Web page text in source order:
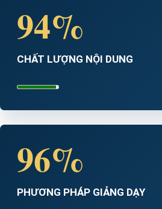
94%
CHẤT LƯỢNG NỘI DUNG
96%
PHƯƠNG PHÁP GIẢNG DẠY